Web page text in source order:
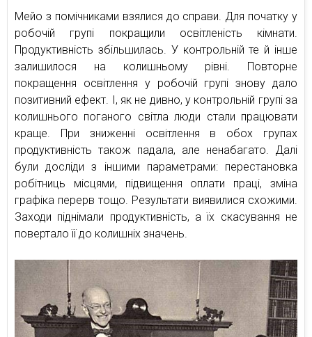
Мейо з помічниками взялися до справи. Для початку у
робочій групі покращили освітленість кімнати.
Продуктивність збільшилась. У контрольній те й інше
залишилося на колишньому рівні. Повторне
покращення освітлення у робочій групі знову дало
позитивний ефект. І, як не дивно, у контрольній групі за
колишнього поганого світла люди стали працювати
краще. При зниженні освітлення в обох групах
продуктивність також падала, але ненабагато. Далі
були досліди з іншими параметрами: перестановка
робітниць місцями, підвищення оплати праці, зміна
графіка перерв тощо. Результати виявилися схожими.
Заходи піднімали продуктивність, а їх скасування не
повертало її до колишніх значень.